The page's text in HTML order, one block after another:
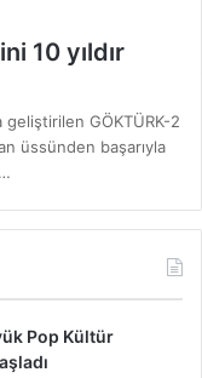
10 yıldır
geliştirilen GÖKTÜRK-2
üssünden başarıyla
Pop Kültür